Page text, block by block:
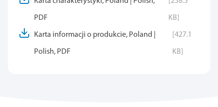
PDF KB]
Karta informacji o produkcie, Poland |
Polish, PDF
[427.1
KB]